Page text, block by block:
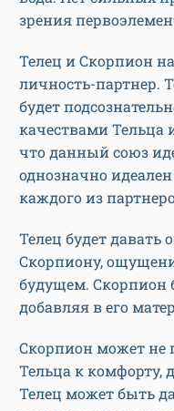
зрения
Телец и Скорпион
личность-партнер.
будет
качествами Тельца
что данный союз
однозначно
каждого из
Телец будет давать
Скорпиону,
будущем. Скорпион
добавляя в его
Скорпион может не
Тельца к комфорту,
Телец может быть